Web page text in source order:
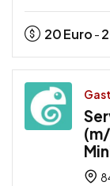
20Euro -